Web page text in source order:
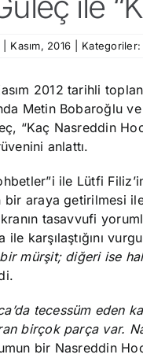
Kasım, 2016
2012 tarihli
Metin Bobaroğlu
“Kaç Nasreddin
anlattı.
ile
bir araya getirilmesi
tasavvufi
ile karşılaştığını
mürşit; diğeri ise
tecessüm eden
birçok parça var.
bir Nasreddin